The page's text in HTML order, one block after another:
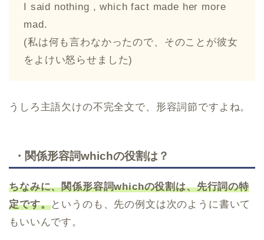
I said nothing , which fact made her more
mad.
(私は何も言わなかったので、そのことが彼女
をよけい怒らせました)
うしろ主語欠けの不完全文で、形容詞節ですよね。
・関係形容詞whichの役割は？
ちなみに、関係形容詞whichの役割は、先行詞の特
定です。というのも、先の例文は次のように書いて
もいいんです。